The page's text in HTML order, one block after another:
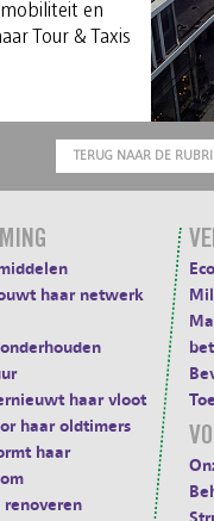
en
Tour & Taxis
TERUG NAAR DE
haar netwerk
haar vloot
haar oldtimers
haar
renoveren